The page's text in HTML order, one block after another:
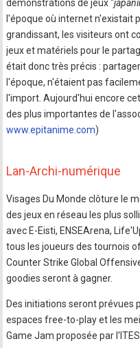
démonstrations de jeux "
l'époque où internet n'existait
grandissant, les visiteurs ont
jeux et matériels pour le
était donc très précis :
l'époque, n'étaient pas
l'import. Aujourd'hui encore
des plus importantes de
www.epitanime.com)
Lan-Archi-numérique
Visages Du Monde clôture le
des jeux en réseau les plus
avec E-Eisti, ENSEArena,
tous les joueurs des tournois
Counter Strike Global
goodies seront à gagner.
Des initiations seront prévues
espaces free-to-play et les
Game Jam proposée par